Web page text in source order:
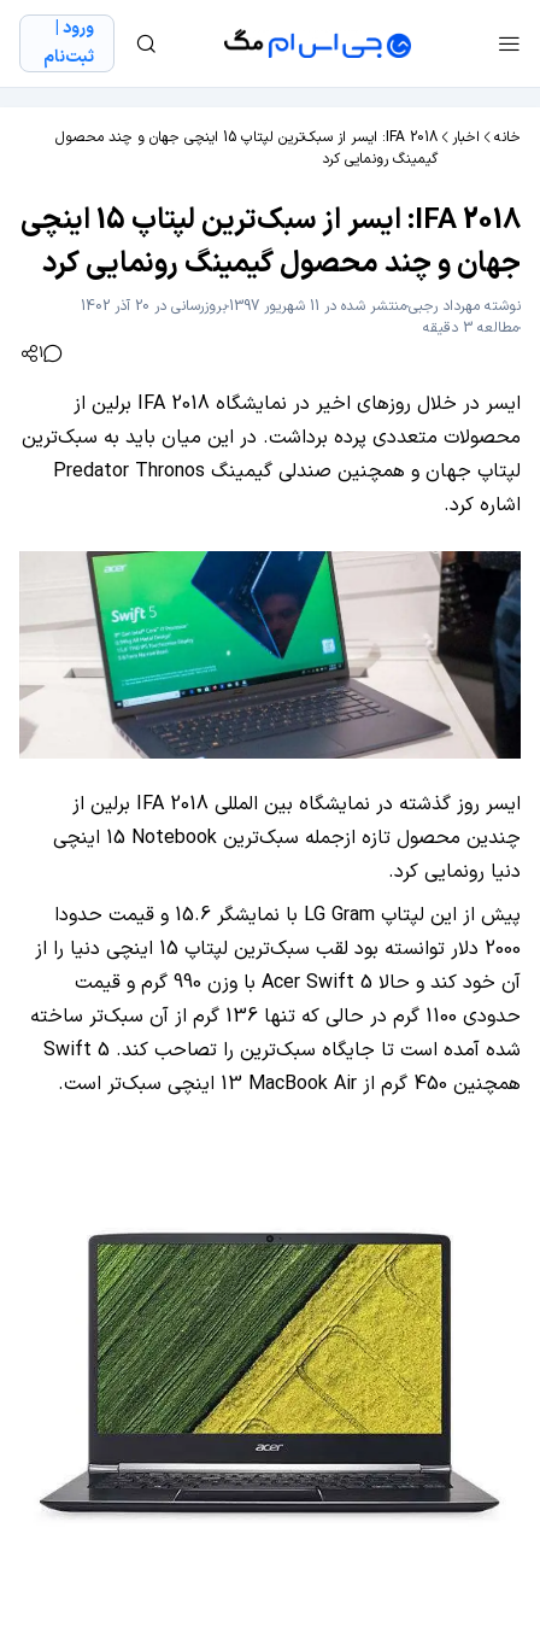
ورود |
ثبت‌نام
خانه اخبار
IFA 2018: ایسر از سبک‌ترین لپتاپ 15 اینچی جهان و چند محصول
گیمینگ رونمایی کرد
IFA 2018: ایسر از سبک‌ترین لپتاپ 15 اینچی
جهان و چند محصول گیمینگ رونمایی کرد
نوشته مهرداد رجبیمنتشر شده در 11 شهریور 1397
بروزرسانی در 20 آذر 1402
مطالعه 3 دقیقه
1
ایسر در خلال روزهای اخیر در نمایشگاه IFA 2018 برلین از
محصولات متعددی پرده برداشت. در این میان باید به سبک‌ترین
لپتاپ جهان و همچنین صندلی گیمینگ Predator Thronos
اشاره کرد.
ایسر روز گذشته در نمایشگاه بین المللی IFA 2018 برلین از
چندین محصول تازه ازجمله سبک‌ترین Notebook
15 اینچی
دنیا رونمایی کرد.
پیش از این لپتاپ LG Gram
با نمایشگر 15.6 و قیمت حدودا
2000 دلار توانسته بود لقب سبک‌ترین لپتاپ 15 اینچی دنیا را از
آن خود کند و حالا Acer Swift 5
با وزن 990 گرم و قیمت
حدودی 1100 گرم در حالی که تنها 136 گرم از آن سبک‌تر ساخته
شده آمده است تا جایگاه سبک‌ترین را تصاحب کند. Swift 5
همچنین 450 گرم از
MacBook Air